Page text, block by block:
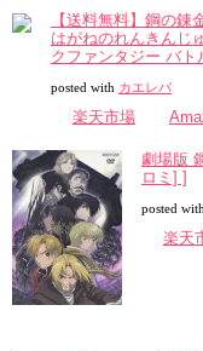
【送料無料】鋼の
はがねのれんきんじ
クファンタジー バト
posted with カエレバ
楽天市場
劇場版
ロミ] ]
posted with
楽天